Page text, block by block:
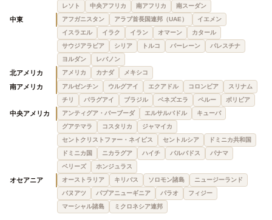
レソト
中央アフリカ 南アフリカ 南スーダン
中東 アフガニスタン アラブ首長国連邦（UAE）
イエメン
イスラエル
イラク イラン オマーン
カタール
サウジアラビア
シリア トルコ バーレーン
パレスチナ
ヨルダン
レバノン
北アメリカ アメリカ カナダ メキシコ
南アメリカ アルゼンチン ウルグアイ エクアドル コロンビア
スリナム
チリ
パラグアイ ブラジル ベネズエラ ペルー ボリビア
中央アメリカ アンティグア・バーブーダ エルサルバドル
キューバ
グアテマラ
コスタリカ
ジャマイカ
セントクリストファー・ネイビス
セントルシア
ドミニカ共和国
ドミニカ国
ニカラグア ハイチ バルバドス
パナマ
ベリーズ
ホンジュラス
オセアニア オーストラリア キリバス ソロモン諸島
ニュージーランド
バヌアツ
パプアニューギニア パラオ
フィジー
マーシャル諸島
ミクロネシア連邦